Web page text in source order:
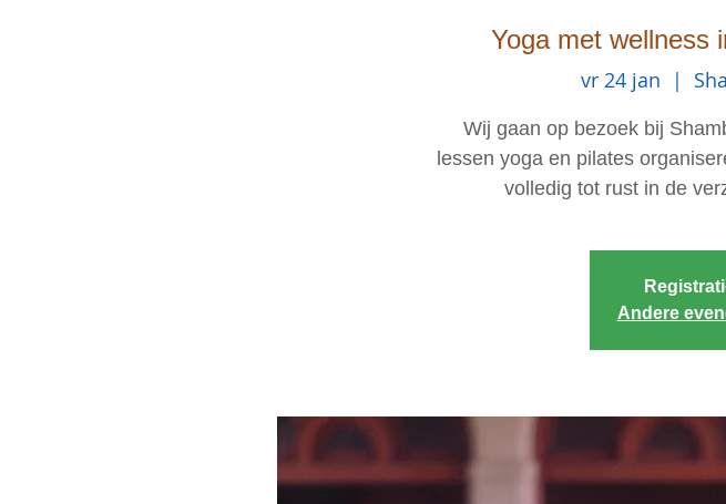
Yoga met wellness
vr 24 jan
  |
Wij gaan op bezoek bij
lessen yoga en pilates
volledig tot rust in de
Andere